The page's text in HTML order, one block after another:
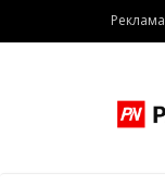
Реклама